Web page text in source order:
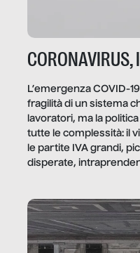
CORONAVIRUS,
L’emergenza COVID-
fragilità di un sistema
lavoratori, ma la
tutte le complessità: il
le partite IVA grandi,
disperate,